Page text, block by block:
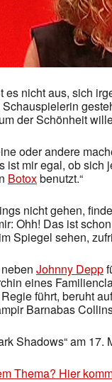
nicht aus, sich
der Schönheit
oder andere
ist mir egal, ob
Botoxbenutzt.“
nicht gehen,
Ohh! Das ist
Spiegel sehen,
Johnny Depp
eines
führt, beruht
Barnabas
Shadows“ am 17.
Thema? Hier